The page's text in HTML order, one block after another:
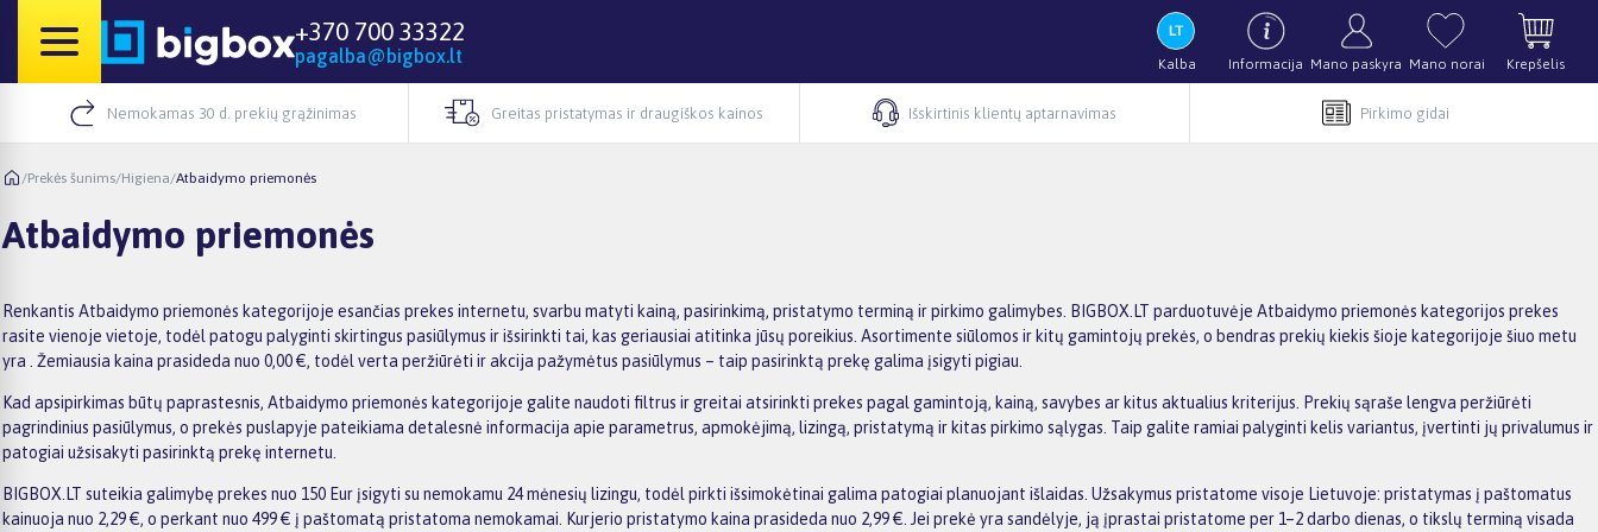
+370 700 33322
pagalba@bigbox.lt Kalba Informacija Mano paskyra Mano norai Krepšelis
Nemokamas 30 d. prekių grąžinimas Greitas pristatymas ir draugiškos kainos Išskirtinis klientų aptarnavimas Pirkimo gidai
/Prekės šunims/Higiena/Atbaidymo priemonės
Atbaidymo priemonės
Renkantis Atbaidymo priemonės kategorijoje esančias prekes internetu, svarbu matyti kainą, pasirinkimą, pristatymo terminą ir pirkimo galimybes. BIGBOX.LT parduotuvėje Atbaidymo priemonės kategorijos prekes
rasite vienoje vietoje, todėl patogu palyginti skirtingus pasiūlymus ir išsirinkti tai, kas geriausiai atitinka jūsų poreikius. Asortimente siūlomos ir kitų gamintojų prekės, o bendras prekių kiekis šioje kategorijoje šiuo metu
yra . Žemiausia kaina prasideda nuo 0,00 €, todėl verta peržiūrėti ir akcija pažymėtus pasiūlymus – taip pasirinktą prekę galima įsigyti pigiau.
Kad apsipirkimas būtų paprastesnis, Atbaidymo priemonės kategorijoje galite naudoti filtrus ir greitai atsirinkti prekes pagal gamintoją, kainą, savybes ar kitus aktualius kriterijus. Prekių sąraše lengva peržiūrėti
pagrindinius pasiūlymus, o prekės puslapyje pateikiama detalesnė informacija apie parametrus, apmokėjimą, lizingą, pristatymą ir kitas pirkimo sąlygas. Taip galite ramiai palyginti kelis variantus, įvertinti jų privalumus ir
patogiai užsisakyti pasirinktą prekę internetu.
BIGBOX.LT suteikia galimybę prekes nuo 150 Eur įsigyti su nemokamu 24 mėnesių lizingu, todėl pirkti išsimokėtinai galima patogiai planuojant išlaidas. Užsakymus pristatome visoje Lietuvoje: pristatymas į paštomatus
kainuoja nuo 2,29 €, o perkant nuo 499 € į paštomatą pristatoma nemokamai. Kurjerio pristatymo kaina prasideda nuo 2,99 €. Jei prekė yra sandėlyje, ją įprastai pristatome per 1–2 darbo dienas, o tikslų terminą visada